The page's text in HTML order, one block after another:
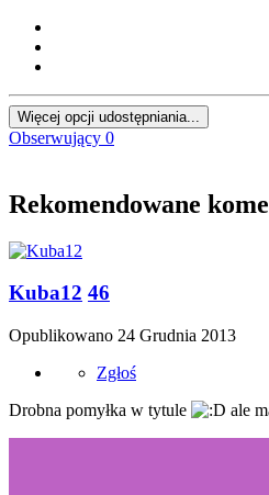
Więcej opcji udostępniania...
Obserwujący 0
Rekomendowane
Kuba12 46
Opublikowano 24 Grudnia 2013
Zgłoś
Drobna pomyłka w tytule
ale